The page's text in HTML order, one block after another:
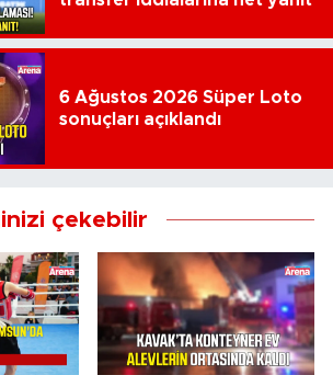
6 Ağustos 2026 Süper Loto
sonuçları açıklandı
çekebilir